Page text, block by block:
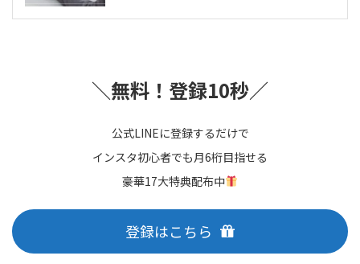
＼無料！登録10秒／
公式LINEに登録するだけで
インスタ初心者でも月6桁目指せる
豪華17大特典配布中
登録はこちら